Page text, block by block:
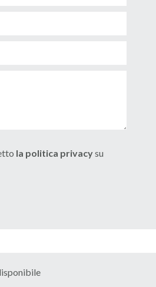
la politica privacysu